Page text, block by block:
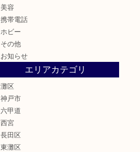
美容
携帯電話
ホビー
その他
お知らせ
エリアカテゴリ
灘区
神戸市
六甲道
西宮
長田区
東灘区